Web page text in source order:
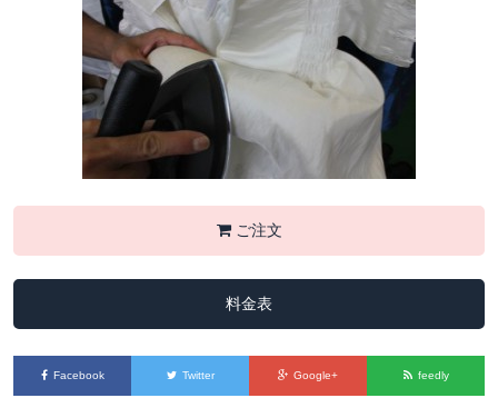
ご注文
料金表
Facebook Twitter Google+ feedly